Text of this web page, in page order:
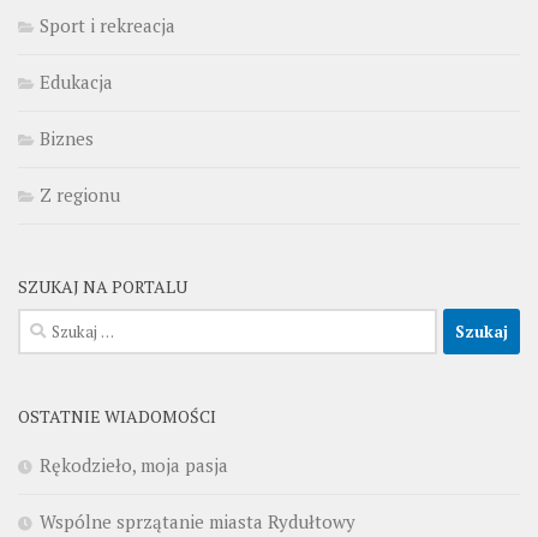
Sport i rekreacja
Edukacja
Biznes
Z regionu
SZUKAJ NA PORTALU
Szukaj:
OSTATNIE WIADOMOŚCI
Rękodzieło, moja pasja
Wspólne sprzątanie miasta Rydułtowy